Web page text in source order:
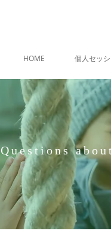
HOME 個人セッ
Questions